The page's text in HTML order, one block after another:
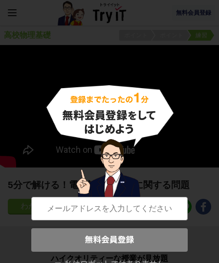
無料会員登録
高校物理基礎 練習
5分で解ける！電流計、電圧計に関する問題
7
子どもの勉強から大人の学び直しまで
ハイクオリティーな授業が見放題